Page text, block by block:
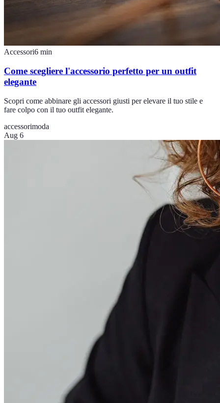
Accessori6 min
Come scegliere l'accessorio perfetto per un outfit
elegante
Scopri come abbinare gli accessori giusti per elevare il tuo stile e
fare colpo con il tuo outfit elegante.
accessorimoda
Aug 6